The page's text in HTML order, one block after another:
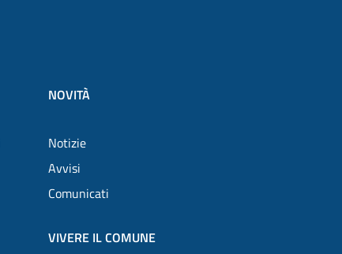
NOVITÀ
Notizie
Avvisi
Comunicati
VIVERE IL COMUNE